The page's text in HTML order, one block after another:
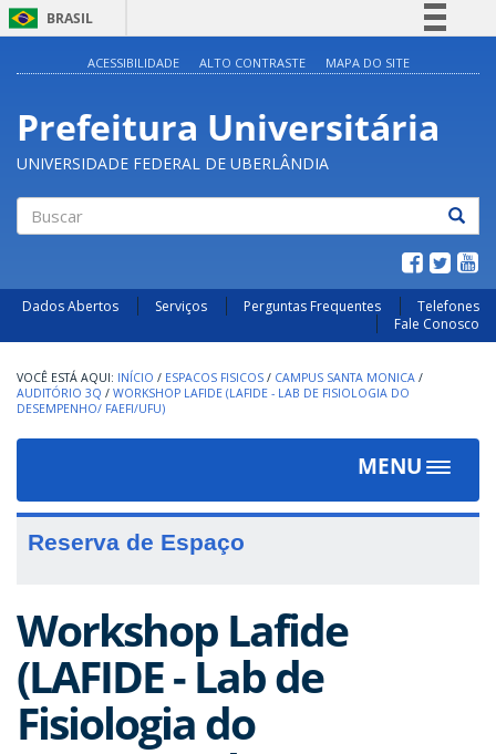
BRASIL
Participe
Acesso à informação
ACESSIBILIDADE ALTO CONTRASTE MAPA DO SITE
Prefeitura Universitária
UNIVERSIDADE FEDERAL DE UBERLÂNDIA
Dados Abertos Serviços Perguntas Frequentes
Telefones
Fale Conosco
INÍCIO / ESPACOS FISICOS / CAMPUS SANTA MONICA /
AUDITÓRIO 3Q / WORKSHOP LAFIDE (LAFIDE - LAB DE FISIOLOGIA DO
DESEMPENHO/ FAEFI/UFU)
MENU
Toggle
Reserva de Espaço
Workshop Lafide
(LAFIDE - Lab de
Fisiologia do